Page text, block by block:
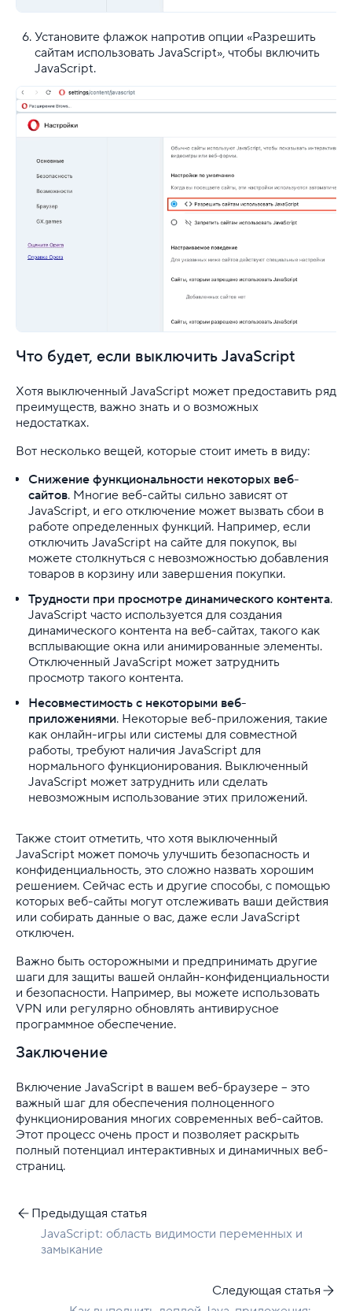
Установите флажок напротив опции «Разрешить
сайтам использовать JavaScript», чтобы включить
JavaScript.
Что будет, если выключить JavaScript
Хотя выключенный JavaScript может предоставить ряд
преимуществ, важно знать и о возможных
недостатках.
Вот несколько вещей, которые стоит иметь в виду:
Снижение функциональности некоторых веб-
сайтов. Многие веб-сайты сильно зависят от
JavaScript, и его отключение может вызвать сбои в
работе определенных функций. Например, если
отключить JavaScript на сайте для покупок, вы
можете столкнуться с невозможностью добавления
товаров в корзину или завершения покупки.
Трудности при просмотре динамического контента.
JavaScript часто используется для создания
динамического контента на веб-сайтах, такого как
всплывающие окна или анимированные элементы.
Отключенный JavaScript может затруднить
просмотр такого контента.
Несовместимость с некоторыми веб-
приложениями. Некоторые веб-приложения, такие
как онлайн-игры или системы для совместной
работы, требуют наличия JavaScript для
нормального функционирования. Выключенный
JavaScript может затруднить или сделать
невозможным использование этих приложений.
Также стоит отметить, что хотя выключенный
JavaScript может помочь улучшить безопасность и
конфиденциальность, это сложно назвать хорошим
решением. Сейчас есть и другие способы, с помощью
которых веб-сайты могут отслеживать ваши действия
или собирать данные о вас, даже если JavaScript
отключен.
Важно быть осторожными и предпринимать другие
шаги для защиты вашей онлайн-конфиденциальности
и безопасности. Например, вы можете использовать
VPN или регулярно обновлять антивирусное
программное обеспечение.
Заключение
Включение JavaScript в вашем веб-браузере – это
важный шаг для обеспечения полноценного
функционирования многих современных веб-сайтов.
Этот процесс очень прост и позволяет раскрыть
полный потенциал интерактивных и динамичных веб-
страниц.
Предыдущая статья
JavaScript: область видимости переменных и
замыкание
Следующая статья